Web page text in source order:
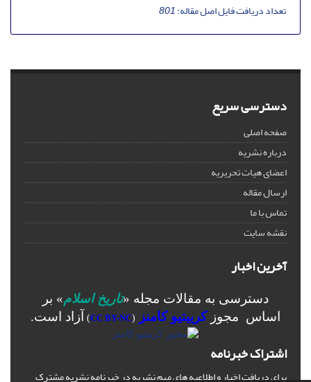
تعداد دریافت فایل اصل مقاله:801
دسترسی سریع
صفحه اصلی
درباره نشریه
اعضای هیات تحریریه
ارسال مقاله
تماس با ما
نقشه سایت
آخرین اخبار
دسترسی به مقالات مجله «تاریخ اسلام» بر
اساس مجوزکرییتیو کامنز (
CC BY-NC
) آزاد است.
اشتراک خبرنامه
برای دریافت اخبار و اطلاعیه های مهم نشریه در خبرنامه نشریه مشترک